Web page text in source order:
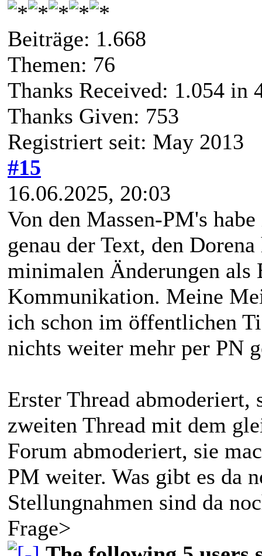
Beiträge: 1.668
Themen: 76
Thanks Received: 1.054 in
Thanks Given: 753
Registriert seit: May 2013
#15
16.06.2025, 20:03
Von den Massen-PM's
genau der Text, den
minimalen Änderungen als
Kommunikation. Meine
ich schon im öffentlichen
nichts weiter mehr per PN
Erster Thread
zweiten Thread mit dem
Forum abmoderiert, sie
PM weiter. Was gibt es da
Stellungnahmen sind da
Frage>